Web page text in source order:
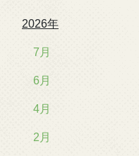
2026年
7月
6月
4月
2月